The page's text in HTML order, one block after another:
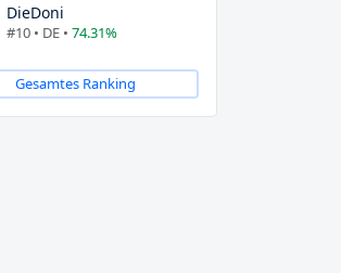
DieDoni
#10 • DE • 74.31%
Gesamtes Ranking